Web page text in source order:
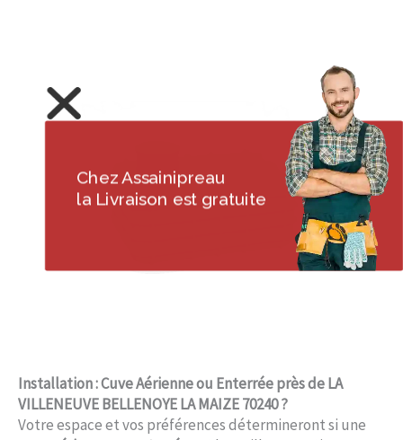
Installation : Cuve Aérienne ou Enterrée près de LA
VILLENEUVE BELLENOYE LA MAIZE 70240 ?
Votre espace et vos préférences détermineront si une
Chez Assainipreau
la Livraison est gratuite